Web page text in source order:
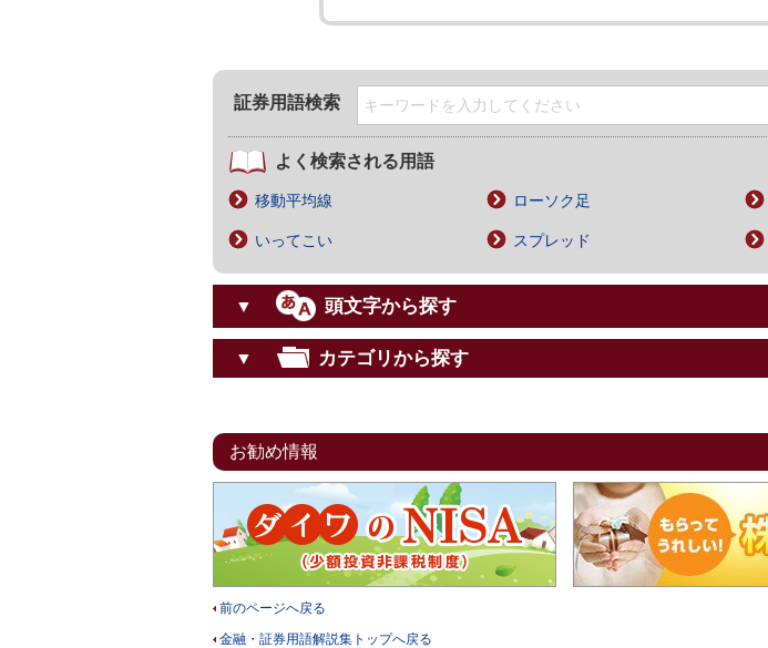
証券用語検索
よく検索される用語
移動平均線 ローソク足
いってこい スプレッド
▼ 頭文字から探す
▼ カテゴリから探す
お勧め情報
前のページへ戻る
金融・証券用語解説集トップへ戻る